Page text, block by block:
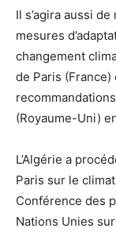
Il s’agira aussi
mesures
changement
de Paris (France)
(Royaume-Uni)
L’Algérie a
Paris sur le
Conférence des
Nations Unies